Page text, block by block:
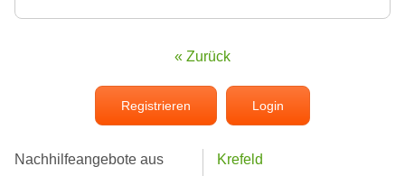
« Zurück
Registrieren Login
Nachhilfeangebote aus
Krefeld